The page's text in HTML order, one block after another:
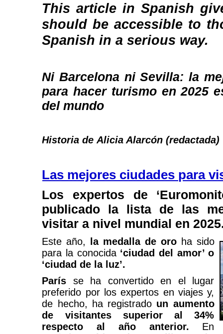
This article in Spanish
should be accessible to
Spanish in a serious way.
Ni Barcelona ni Sevilla: la
para hacer turismo en 2025
del mundo
Historia de Alicia Alarcón (redactada)
Las mejores ciudades para
Los expertos de
publicado la lista de las
visitar a nivel mundial en
Este año, la medalla de oroha sido
para la conocida ‘ciudad del amor’ o
‘ciudad de la luz’.
París se ha convertido en el lugar
preferido por los expertos en viajes y,
de hecho, ha registrado un aumento
de visitantes superior al 34%
respecto al año anterior. En